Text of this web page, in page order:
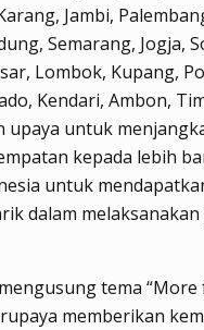
Jambi,
Semarang, Jogja,
Lombok, Kupang,
Kendari, Ambon,
upaya untuk
kepada lebih
untuk
dalam
tema
memberikan